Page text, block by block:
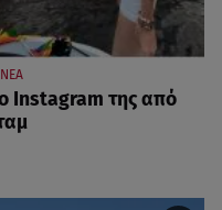
ΝΕΑ
Instagram της από